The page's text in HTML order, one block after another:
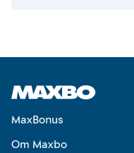
MaxBonus
Om Maxbo